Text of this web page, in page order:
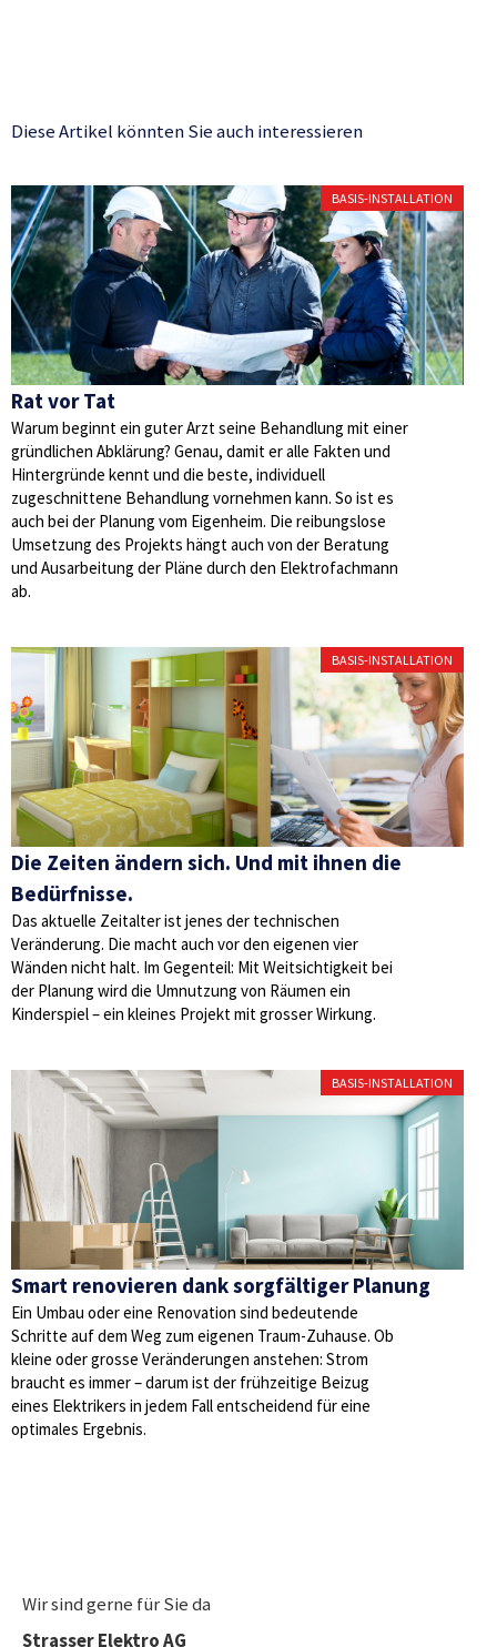
Diese Artikel könnten Sie auch interessieren
BASIS-INSTALLATION
Rat vor Tat
Warum beginnt ein guter Arzt seine Behandlung mit einer
gründlichen Abklärung? Genau, damit er alle Fakten und
Hintergründe kennt und die beste, individuell
zugeschnittene Behandlung vornehmen kann. So ist es
auch bei der Planung vom Eigenheim. Die reibungslose
Umsetzung des Projekts hängt auch von der Beratung
und Ausarbeitung der Pläne durch den Elektrofachmann
ab.
BASIS-INSTALLATION
Die Zeiten ändern sich. Und mit ihnen die
Bedürfnisse.
Das aktuelle Zeitalter ist jenes der technischen
Veränderung. Die macht auch vor den eigenen vier
Wänden nicht halt. Im Gegenteil: Mit Weitsichtigkeit bei
der Planung wird die Umnutzung von Räumen ein
Kinderspiel – ein kleines Projekt mit grosser Wirkung.
BASIS-INSTALLATION
Smart renovieren dank sorgfältiger Planung
Ein Umbau oder eine Renovation sind bedeutende
Schritte auf dem Weg zum eigenen Traum-Zuhause. Ob
kleine oder grosse Veränderungen anstehen: Strom
braucht es immer – darum ist der frühzeitige Beizug
eines Elektrikers in jedem Fall entscheidend für eine
optimales Ergebnis.
Wir sind gerne für Sie da
Strasser Elektro AG